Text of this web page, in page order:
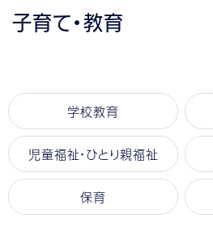
子育て・教育
学校教育
児童福祉・ひとり親福祉
保育